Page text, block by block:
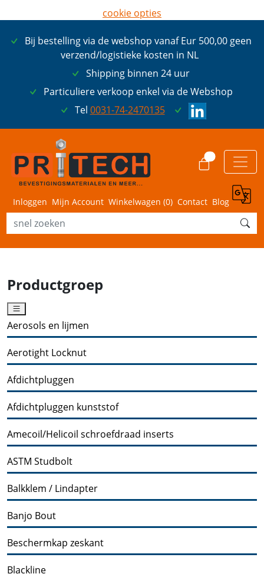
Bij bestelling via de webshop vanaf Eur 500,00 geen
verzend/logistieke kosten in NL
Shipping binnen 24 uur
Particuliere verkoop enkel via de Webshop
Tel 0031-74-2470135
Inloggen Mijn Account Winkelwagen (0) Contact Blog
Productgroep
Aerosols en lijmen
Aerotight Locknut
Afdichtpluggen
Afdichtpluggen kunststof
Amecoil/Helicoil schroefdraad inserts
ASTM Studbolt
Balkklem / Lindapter
Banjo Bout
Beschermkap zeskant
Blackline
cookie opties
ik ga akkoord met cookies